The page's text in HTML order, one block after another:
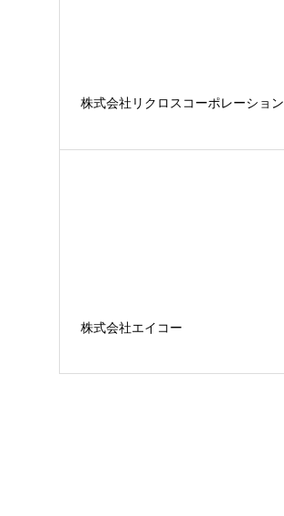
株式会社リクロスコーポレーション
株式会社エイコー